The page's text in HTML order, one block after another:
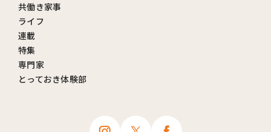
共働き家事
ライフ
連載
特集
専門家
とっておき体験部